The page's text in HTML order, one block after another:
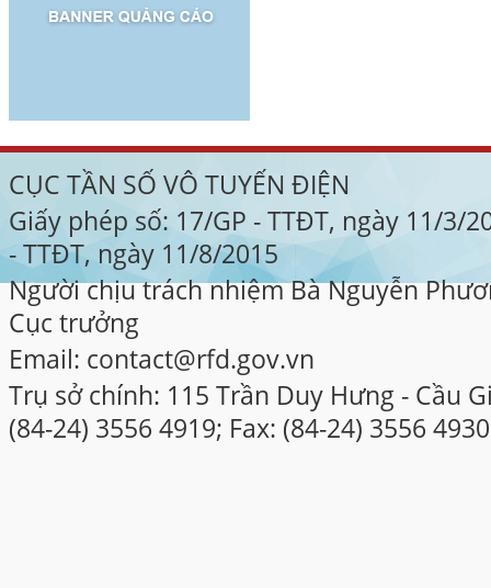
CỤC TẦN SỐ VÔ TUYẾN ĐIỆN
Giấy phép số: 17/GP - TTĐT, ngày 11/3/
- TTĐT, ngày 11/8/2015
Người chịu trách nhiệm Bà Nguyễn
Cục trưởng
Email: contact@rfd.gov.vn
Trụ sở chính: 115 Trần Duy Hưng - Cầu
(84-24) 3556 4919; Fax: (84-24) 3556 4930